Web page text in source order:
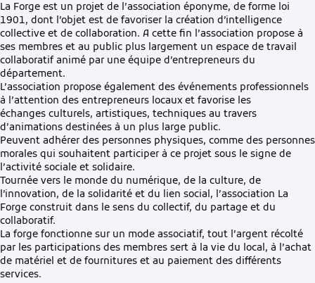
La Forge est un projet de l’association éponyme, de forme loi
1901, dont l’objet est de favoriser la création d’intelligence
collective et de collaboration. A cette fin l’association propose à
ses membres et au public plus largement un espace de travail
collaboratif animé par une équipe d’entrepreneurs du
département.
L’association propose également des événements professionnels
à l’attention des entrepreneurs locaux et favorise les
échanges culturels, artistiques, techniques au travers
d’animations destinées à un plus large public.
Peuvent adhérer des personnes physiques, comme des personnes
morales qui souhaitent participer à ce projet sous le signe de
l’activité sociale et solidaire.
Tournée vers le monde du numérique, de la culture, de
l’innovation, de la solidarité et du lien social, l’association La
Forge construit dans le sens du collectif, du partage et du
collaboratif.
La forge fonctionne sur un mode associatif, tout l’argent récolté
par les participations des membres sert à la vie du local, à l’achat
de matériel et de fournitures et au paiement des différents
services.